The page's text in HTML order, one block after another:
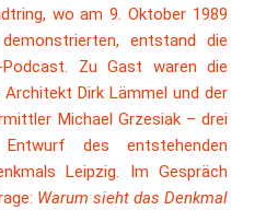
wo am 9. Oktober 1989
entstand die
Zu Gast waren die
Architekt Dirk Lämmel und der
Michael Grzesiak – drei
des entstehenden
Leipzig. Im Gespräch
Warum sieht das Denkmal